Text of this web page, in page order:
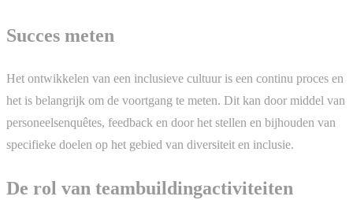
Succes meten
Het ontwikkelen van een inclusieve cultuur is een continu proces en
het is belangrijk om de voortgang te meten. Dit kan door middel van
personeelsenquêtes, feedback en door het stellen en bijhouden van
specifieke doelen op het gebied van diversiteit en inclusie.
De rol van teambuildingactiviteiten